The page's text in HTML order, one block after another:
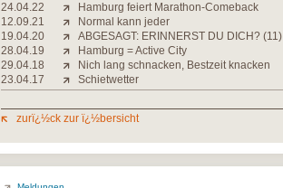
24.04.22
Hamburg feiert Marathon-Comeback
12.09.21
Normal kann jeder
19.04.20
ABGESAGT: ERINNERST DU DICH? (11)
28.04.19
Hamburg = Active City
29.04.18
Nich lang schnacken, Bestzeit knacken
23.04.17
Schietwetter
zurï¿½ck zur ï¿½bersicht